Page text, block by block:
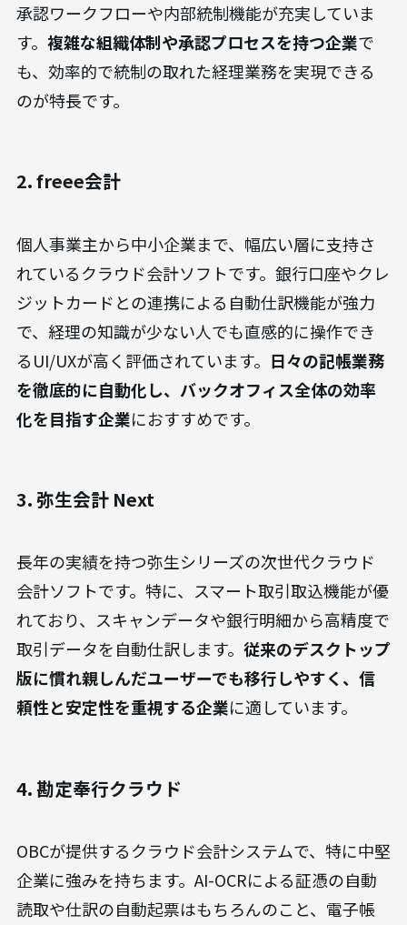
承認ワークフローや内部統制機能が充実していま
す。 複雑な組織体制や承認プロセスを持つ企業で
も、効率的で統制の取れた経理業務を実現できる
のが特長です。
2. freee会計
個人事業主から中小企業まで、幅広い層に支持さ
れているクラウド会計ソフトです。銀行口座やクレ
ジットカードとの連携による自動仕訳機能が強力
で、経理の知識が少ない人でも直感的に操作でき
るUI/UXが高く評価されています。 日々の記帳業務
を徹底的に自動化し、バックオフィス全体の効率
化を目指す企業におすすめです。
3. 弥生会計 Next
長年の実績を持つ弥生シリーズの次世代クラウド
会計ソフトです。特に、スマート取引取込機能が優
れており、スキャンデータや銀行明細から高精度で
取引データを自動仕訳します。 従来のデスクトップ
版に慣れ親しんだユーザーでも移行しやすく、信
頼性と安定性を重視する企業に適しています。
4. 勘定奉行クラウド
OBCが提供するクラウド会計システムで、特に中堅
企業に強みを持ちます。AI-OCRによる証憑の自動
読取や仕訳の自動起票はもちろんのこと、電子帳